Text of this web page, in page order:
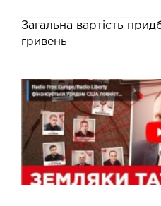
Загальна вартість
гривень